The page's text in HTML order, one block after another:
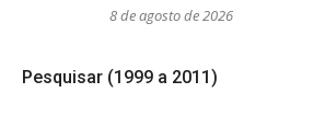
8 de agosto de 2026
Pesquisar (1999 a 2011)